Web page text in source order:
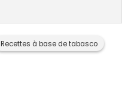
Recettes à base de tabasco